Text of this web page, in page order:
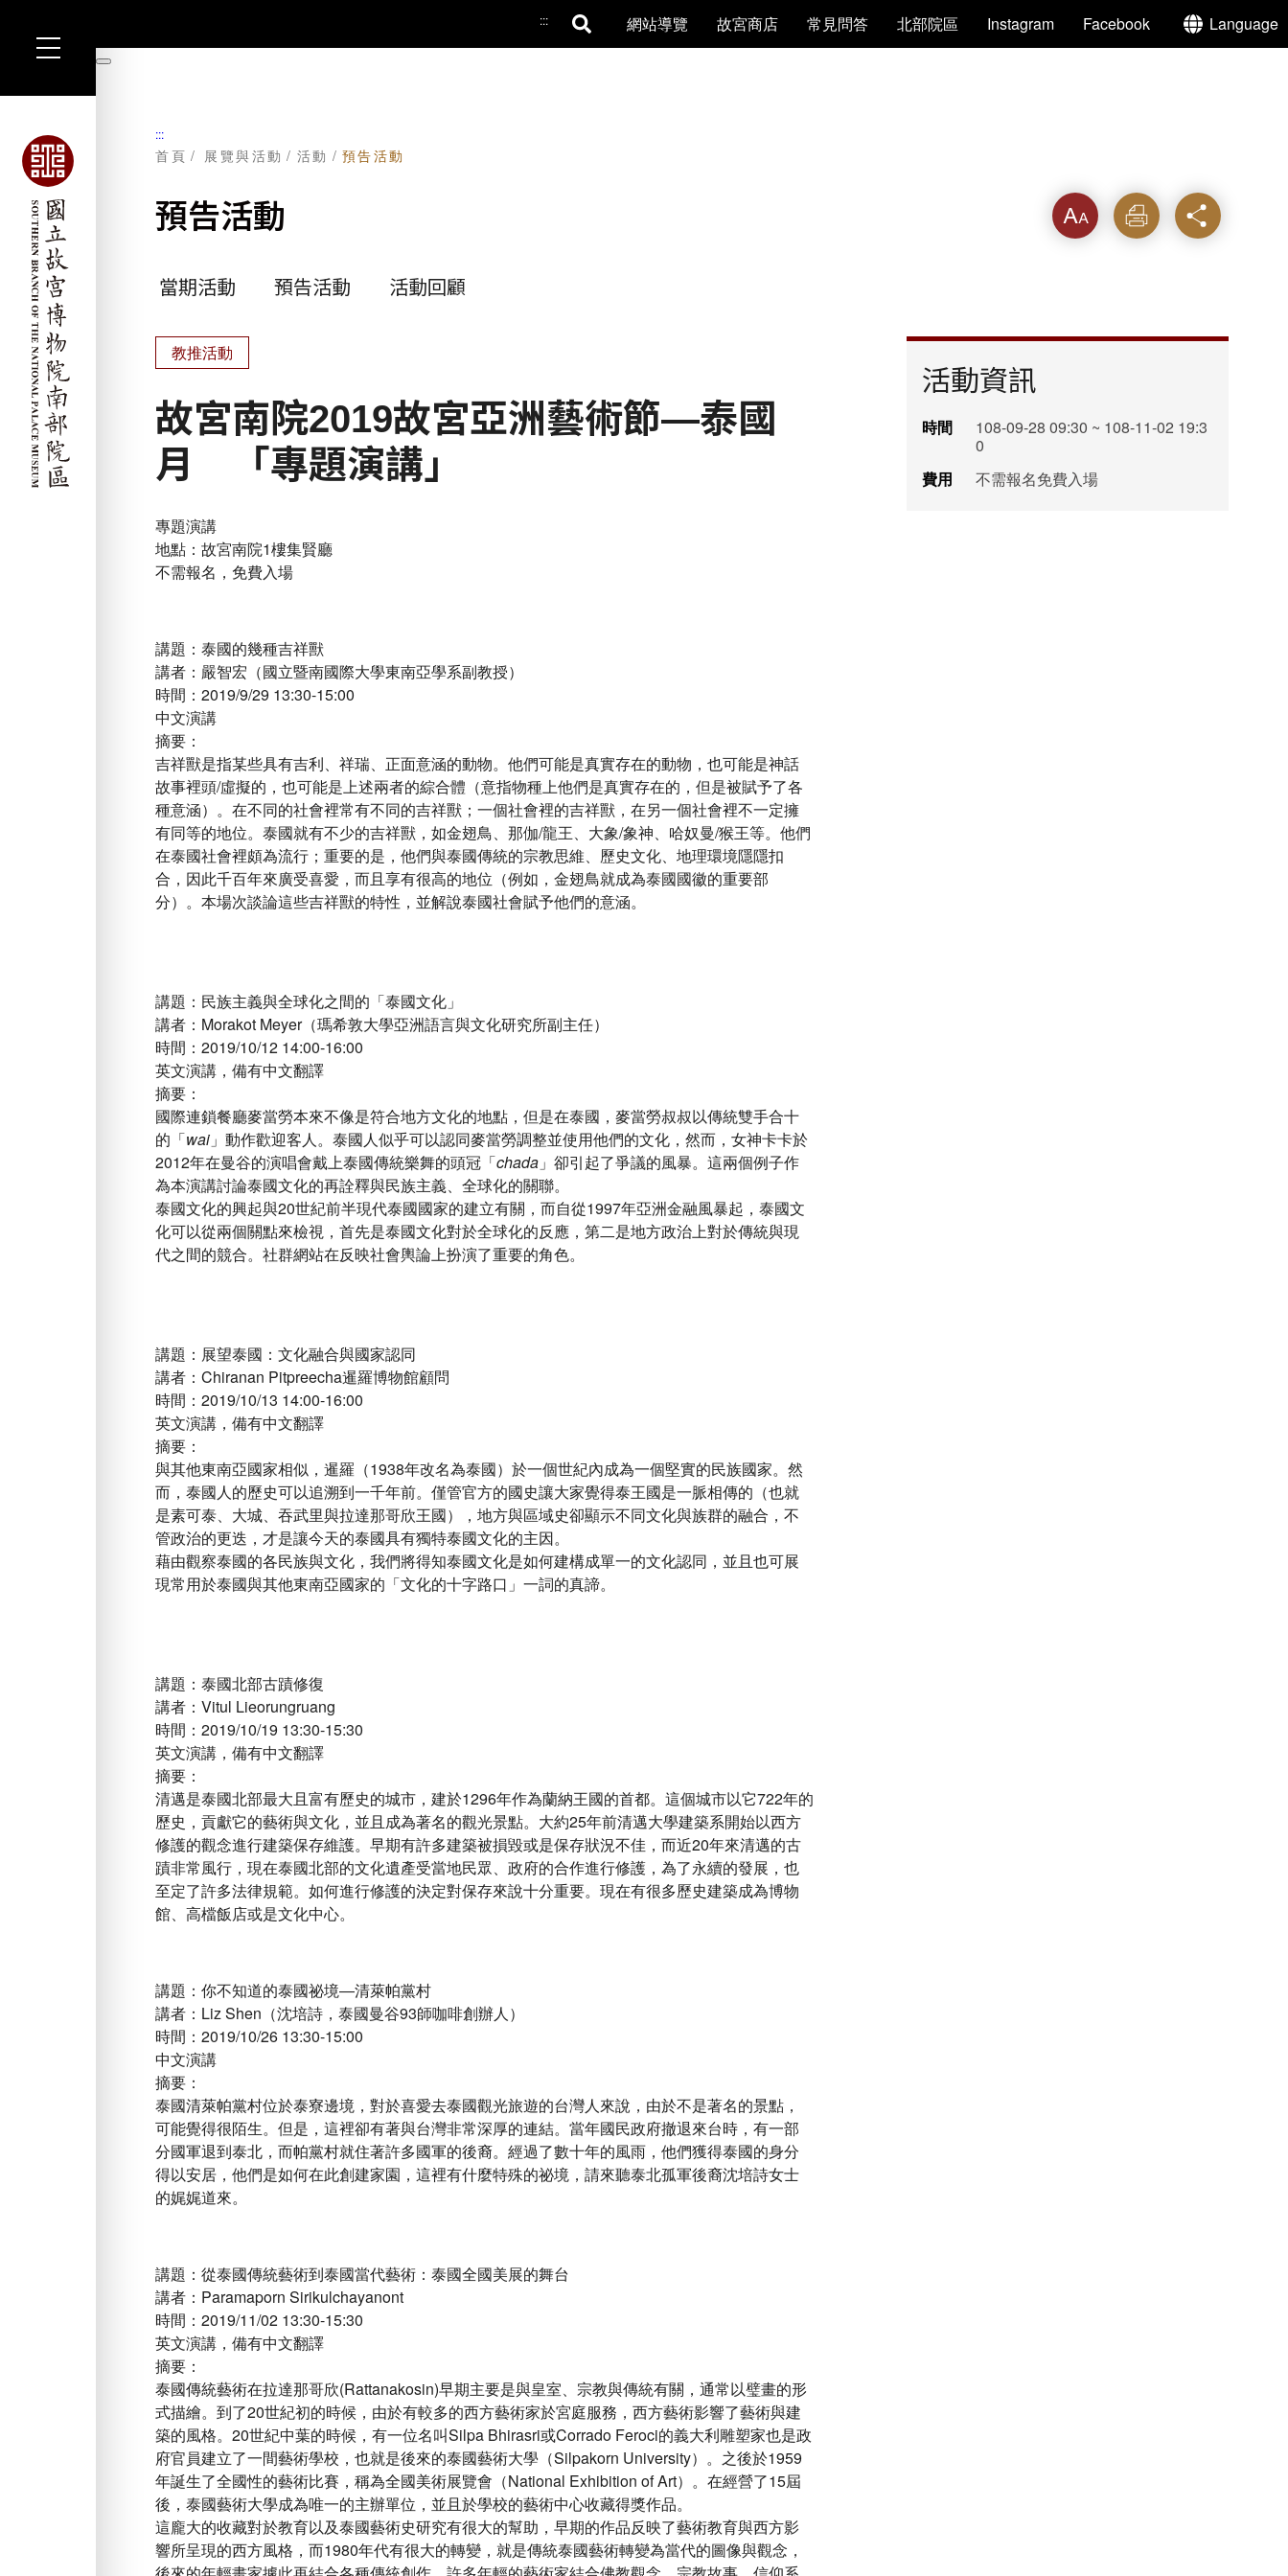
要
::: 網站導覽 故宮商店 常見問答 北部院區 Instagram Facebook Language
暫
:::
首頁 展覽與活動 活動 預告活動
預告活動 字級 列印 分享
當期活動 預告活動 活動回顧
教推活動
故宮南院2019故宮亞洲藝術節―泰國
月 「專題演講」
專題演講
地點：故宮南院1樓集賢廳
不需報名，免費入場
講題：泰國的幾種吉祥獸
講者：嚴智宏（國立暨南國際大學東南亞學系副教授）
時間：2019/9/29 13:30-15:00
中文演講
摘要：
吉祥獸是指某些具有吉利、祥瑞、正面意涵的動物。他們可能是真實存在的動物，也可能是神話
故事裡頭/虛擬的，也可能是上述兩者的綜合體（意指物種上他們是真實存在的，但是被賦予了各
種意涵）。在不同的社會裡常有不同的吉祥獸；一個社會裡的吉祥獸，在另一個社會裡不一定擁
有同等的地位。泰國就有不少的吉祥獸，如金翅鳥、那伽/龍王、大象/象神、哈奴曼/猴王等。他們
在泰國社會裡頗為流行；重要的是，他們與泰國傳統的宗教思維、歷史文化、地理環境隱隱扣
合，因此千百年來廣受喜愛，而且享有很高的地位（例如，金翅鳥就成為泰國國徽的重要部
分）。本場次談論這些吉祥獸的特性，並解說泰國社會賦予他們的意涵。
講題：民族主義與全球化之間的「泰國文化」
講者：Morakot Meyer（瑪希敦大學亞洲語言與文化研究所副主任）
時間：2019/10/12 14:00-16:00
英文演講，備有中文翻譯
摘要：
國際連鎖餐廳麥當勞本來不像是符合地方文化的地點，但是在泰國，麥當勞叔叔以傳統雙手合十
的「wai 」動作歡迎客人。泰國人似乎可以認同麥當勞調整並使用他們的文化，然而，女神卡卡於
2012年在曼谷的演唱會戴上泰國傳統樂舞的頭冠「chada 」卻引起了爭議的風暴。這兩個例子作
為本演講討論泰國文化的再詮釋與民族主義、全球化的關聯。
泰國文化的興起與20世紀前半現代泰國國家的建立有關，而自從1997年亞洲金融風暴起，泰國文
化可以從兩個關點來檢視，首先是泰國文化對於全球化的反應，第二是地方政治上對於傳統與現
代之間的競合。社群網站在反映社會輿論上扮演了重要的角色。
講題：展望泰國：文化融合與國家認同
講者：Chiranan Pitpreecha暹羅博物館顧問
時間：2019/10/13 14:00-16:00
英文演講，備有中文翻譯
摘要：
與其他東南亞國家相似，暹羅（1938年改名為泰國）於一個世紀內成為一個堅實的民族國家。然
而，泰國人的歷史可以追溯到一千年前。僅管官方的國史讓大家覺得泰王國是一脈相傳的（也就
是素可泰、大城、吞武里與拉達那哥欣王國），地方與區域史卻顯示不同文化與族群的融合，不
管政治的更迭，才是讓今天的泰國具有獨特泰國文化的主因。
藉由觀察泰國的各民族與文化，我們將得知泰國文化是如何建構成單一的文化認同，並且也可展
現常用於泰國與其他東南亞國家的「文化的十字路口」一詞的真諦。
講題：泰國北部古蹟修復
講者：Vitul Lieorungruang
時間：2019/10/19 13:30-15:30
英文演講，備有中文翻譯
摘要：
清邁是泰國北部最大且富有歷史的城市，建於1296年作為蘭納王國的首都。這個城市以它722年的
歷史，貢獻它的藝術與文化，並且成為著名的觀光景點。大約25年前清邁大學建築系開始以西方
修護的觀念進行建築保存維護。早期有許多建築被損毀或是保存狀況不佳，而近20年來清邁的古
蹟非常風行，現在泰國北部的文化遺產受當地民眾、政府的合作進行修護，為了永續的發展，也
至定了許多法律規範。如何進行修護的決定對保存來說十分重要。現在有很多歷史建築成為博物
館、高檔飯店或是文化中心。
講題：你不知道的泰國祕境―清萊帕黨村
講者：Liz Shen（沈培詩，泰國曼谷93師咖啡創辦人）
時間：2019/10/26 13:30-15:00
中文演講
摘要：
泰國清萊帕黨村位於泰寮邊境，對於喜愛去泰國觀光旅遊的台灣人來說，由於不是著名的景點，
可能覺得很陌生。但是，這裡卻有著與台灣非常深厚的連結。當年國民政府撤退來台時，有一部
分國軍退到泰北，而帕黨村就住著許多國軍的後裔。經過了數十年的風雨，他們獲得泰國的身分
得以安居，他們是如何在此創建家園，這裡有什麼特殊的祕境，請來聽泰北孤軍後裔沈培詩女士
的娓娓道來。
講題：從泰國傳統藝術到泰國當代藝術：泰國全國美展的舞台
講者：Paramaporn Sirikulchayanont
時間：2019/11/02 13:30-15:30
英文演講，備有中文翻譯
摘要：
泰國傳統藝術在拉達那哥欣(Rattanakosin)早期主要是與皇室、宗教與傳統有關，通常以璧畫的形
式描繪。到了20世紀初的時候，由於有較多的西方藝術家於宮庭服務，西方藝術影響了藝術與建
築的風格。20世紀中葉的時候，有一位名叫Silpa Bhirasri或Corrado Feroci的義大利雕塑家也是政
府官員建立了一間藝術學校，也就是後來的泰國藝術大學（Silpakorn University）。之後於1959
年誕生了全國性的藝術比賽，稱為全國美術展覽會（National Exhibition of Art）。在經營了15屆
後，泰國藝術大學成為唯一的主辦單位，並且於學校的藝術中心收藏得獎作品。
這龐大的收藏對於教育以及泰國藝術史研究有很大的幫助，早期的作品反映了藝術教育與西方影
響所呈現的西方風格，而1980年代有很大的轉變，就是傳統泰國藝術轉變為當代的圖像與觀念，
活動資訊
時間
108-09-28 09:30 ~ 108-11-02 19:3
0
費用
不需報名免費入場